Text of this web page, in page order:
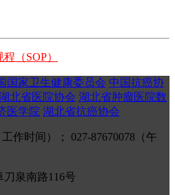
（SOP）
国家卫生健康委员会 中国抗癌协
北省医院协会 湖北省肿瘤医院数
医学院 湖北省抗癌协会
作时间）； 027-87670078（午
泉南路116号